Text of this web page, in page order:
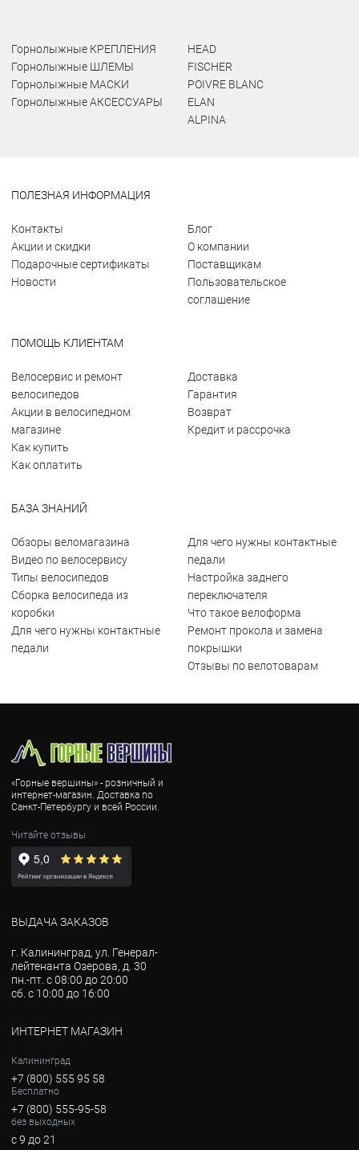
Горнолыжные КРЕПЛЕНИЯ
Горнолыжные ШЛЕМЫ
Горнолыжные МАСКИ
Горнолыжные АКСЕССУАРЫ
HEAD
FISCHER
POIVRE BLANC
ELAN
ALPINA
ПОЛЕЗНАЯ ИНФОРМАЦИЯ
Контакты
Акции и скидки
Подарочные сертификаты
Новости
Блог
О компании
Поставщикам
Пользовательское
соглашение
ПОМОЩЬ КЛИЕНТАМ
Велосервис и ремонт
велосипедов
Акции в велосипедном
магазине
Как купить
Как оплатить
Доставка
Гарантия
Возврат
Кредит и рассрочка
БАЗА ЗНАНИЙ
Обзоры веломагазина
Видео по велосервису
Типы велосипедов
Сборка велосипеда из
коробки
Для чего нужны контактные
педали
Для чего нужны контактные
педали
Настройка заднего
переключателя
Что такое велоформа
Ремонт прокола и замена
покрышки
Отзывы по велотоварам
«Горные вершины» - розничный и
интернет-магазин. Доставка по
Санкт-Петербургу и всей России.
Читайте отзывы
ВЫДАЧА ЗАКАЗОВ
г. Калининград, ул. Генерал-
лейтенанта Озерова, д. 30
пн.-пт. с 08:00 до 20:00
сб. с 10:00 до 16:00
ИНТЕРНЕТ МАГАЗИН
Калининград
+7 (800) 555 95 58
Бесплатно
+7 (800) 555-95-58
без выходных
с 9 до 21